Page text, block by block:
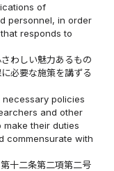
of
personnel, in order
responds to
わしい魅力あるもの
必要な施策を講ずる
policies
and other
their duties
commensurate with
十二条第二項第二号